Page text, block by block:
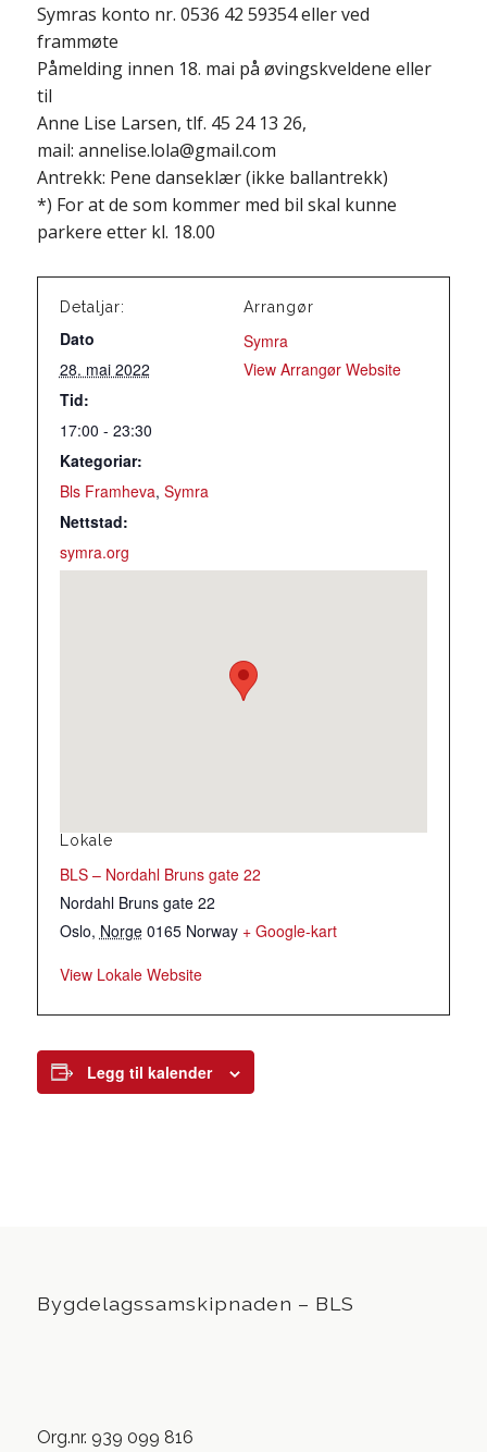
Symras konto nr. 0536 42 59354 eller ved
frammøte
Påmelding innen 18. mai på øvingskveldene eller
til
Anne Lise Larsen, tlf. 45 24 13 26,
mail: annelise.lola@gmail.com
Antrekk: Pene danseklær (ikke ballantrekk)
*) For at de som kommer med bil skal kunne
parkere etter kl. 18.00
Detaljar:
Dato
28. mai 2022
Tid:
17:00 - 23:30
Kategoriar:
Bls Framheva, Symra
Nettstad:
symra.org
Arrangør
Symra
View Arrangør Website
Lokale
BLS – Nordahl Bruns gate 22
Nordahl Bruns gate 22
Oslo, Norge 0165 Norway + Google-kart
View Lokale Website
Legg til kalender
Bygdelagssamskipnaden – BLS
Org.nr. 939 099 816